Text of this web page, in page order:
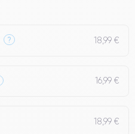
? 18,99 €
16,99 €
18,99 €